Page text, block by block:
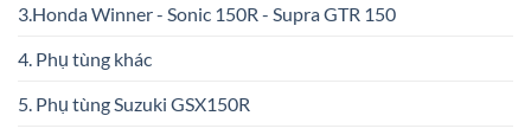
3.Honda Winner - Sonic 150R - Supra GTR 150
4. Phụ tùng khác
5. Phụ tùng Suzuki GSX150R